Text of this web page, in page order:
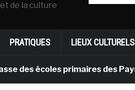
de la culture
PRATIQUES LIEUX CULTURELS
écoles primaires des Pays-bas